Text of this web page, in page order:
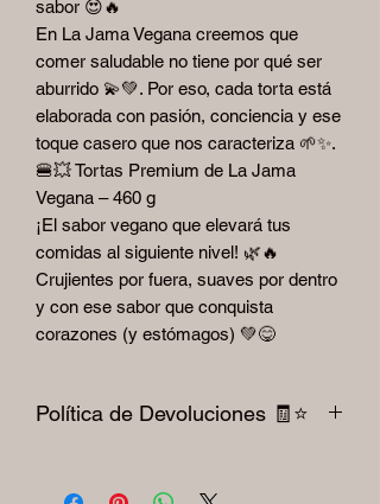
sabor 😍🔥
En La Jama Vegana creemos que
comer saludable no tiene por qué ser
aburrido 💫💚. Por eso, cada torta está
elaborada con pasión, conciencia y ese
toque casero que nos caracteriza 🌱✨.
🍔💥 Tortas Premium de La Jama
Vegana – 460 g
¡El sabor vegano que elevará tus
comidas al siguiente nivel! 🌿🔥
Crujientes por fuera, suaves por dentro
y con ese sabor que conquista
corazones (y estómagos) 💚😋
Política de Devoluciones 🧾⭐️
respetar la factura y el producto sellado.